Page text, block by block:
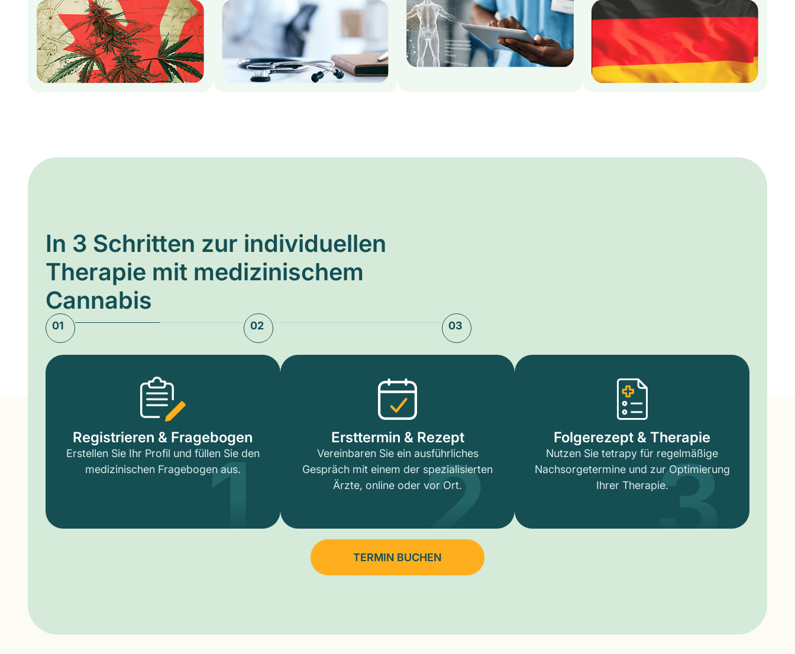
In 3 Schritten zur individuellen
Therapie mit medizinischem
Cannabis
01 02 03
Registrieren & Fragebogen
Erstellen Sie Ihr Profil und füllen Sie den
medizinischen Fragebogen aus.
1 Ersttermin & Rezept
Vereinbaren Sie ein ausführliches
Gespräch mit einem der spezialisierten
Ärzte, online oder vor Ort.
2 Folgerezept & Therapie
Nutzen Sie tetrapy für regelmäßige
Nachsorgetermine und zur Optimierung
Ihrer Therapie.3
TERMIN BUCHEN